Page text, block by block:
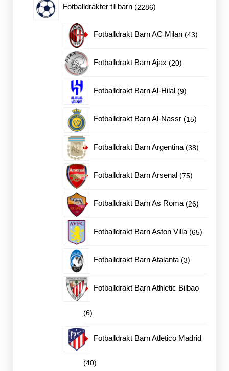
Fotballdrakter til barn 22862286
Fotballdrakt Barn AC Milan 4343
Fotballdrakt Barn Ajax 2020
Fotballdrakt Barn Al-Hilal 99
Fotballdrakt Barn Al-Nassr 1515
Fotballdrakt Barn Argentina 3838
Fotballdrakt Barn Arsenal 7575
Fotballdrakt Barn As Roma 2626
Fotballdrakt Barn Aston Villa 6565
Fotballdrakt Barn Atalanta 33
Fotballdrakt Barn Athletic Bilbao
66
produkter
Fotballdrakt Barn Atletico Madrid
4040